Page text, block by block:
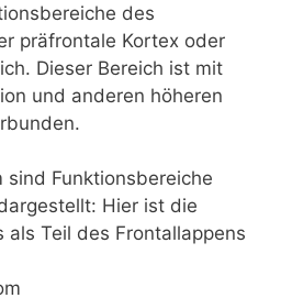
des
präfrontale Kortex oder
Dieser Bereich ist mit
und anderen höheren
sind Funktionsbereiche
Hier ist die
als Teil des Frontallappens